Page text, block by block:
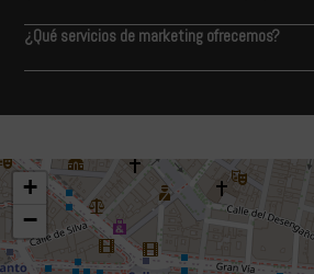
¿Qué servicios de marketing ofrecemos?
+
−